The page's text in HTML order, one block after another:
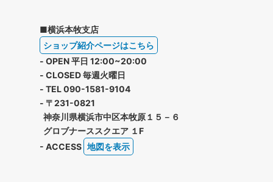
■横浜本牧支店
ショップ紹介ページはこちら
- OPEN 平日 12:00~20:00
- CLOSED 毎週火曜日
- TEL 090-1581-9104
- 〒231-0821
神奈川県横浜市中区本牧原１５－６
グロブナーススクエア １F
- ACCESS 地図を表示